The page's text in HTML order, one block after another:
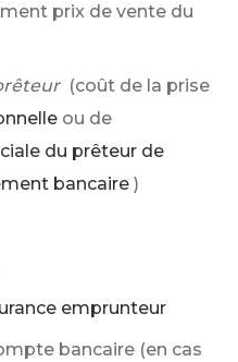
prix de vente du
(coût de la prise
ou de
du prêteur de
bancaire )
emprunteur
bancaire (en cas